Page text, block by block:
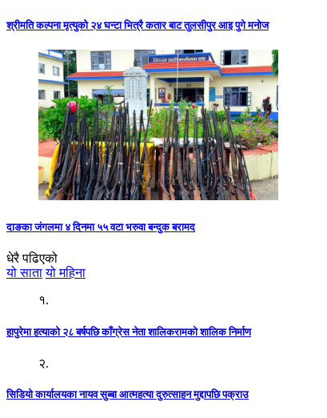
श्रीमति कल्पना मृत्युको २४ घन्टा भित्रै कतार बाट तुलसीपुर आइ पुगे मनोज
दाङका जंगलमा ४ दिनमा ५५ वटा भरुवा बन्दुक बरामद
धेरै पढिएको
यो साता यो महिना
१.
हापुरेमा हत्याको २८ बर्षपछि काँग्रेस नेता शालिकरामको शालिक निर्माण
२.
सिडियो कार्यालयका नायव सुब्बा आत्महत्या दुरुत्साहन मुद्दापछि पक्राउ